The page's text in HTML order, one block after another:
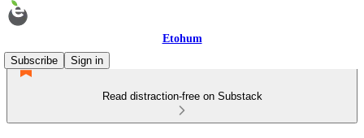
Etohum
Subscribe
Sign in
Read distraction-free on Substack